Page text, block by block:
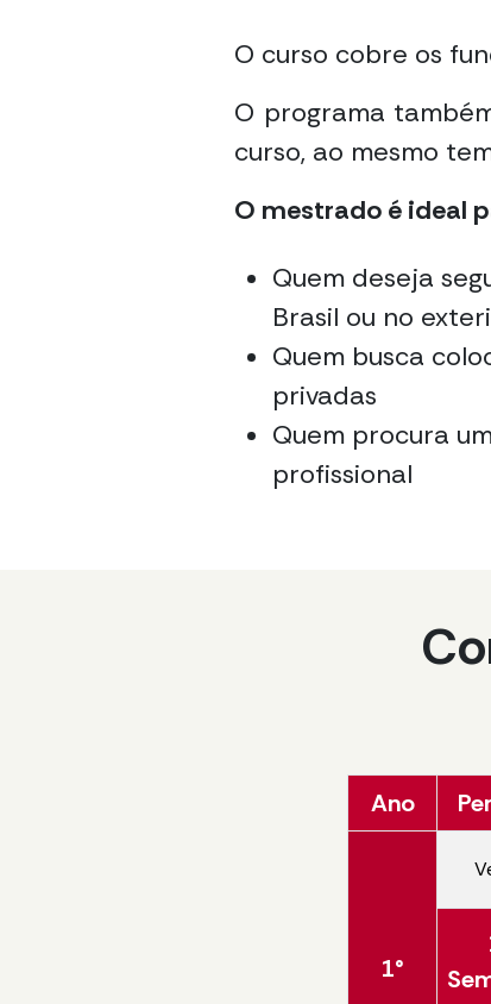
O curso cobre os
O programa
curso, ao mesmo
O mestrado é ideal
Quem deseja
Brasil ou no
Quem busca
privadas
Quem procura
profissional
Ano
1°